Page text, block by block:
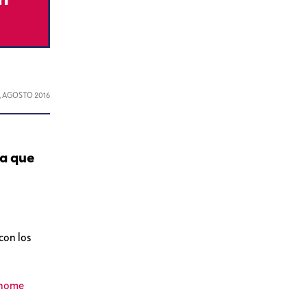
AGOSTO 2016
que
los